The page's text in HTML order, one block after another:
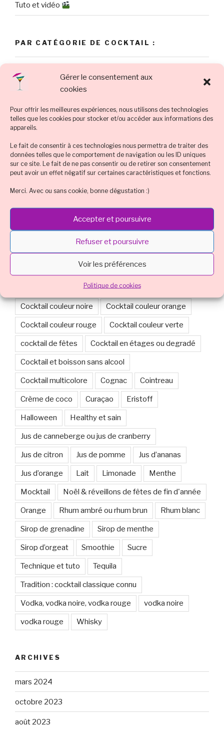
Gérer le consentement aux
cookies
Pour offrir les meilleures expériences, nous utilisons des technologies
telles que les cookies pour stocker et/ou accéder aux informations des
appareils.
Le fait de consentir à ces technologies nous permettra de traiter des
données telles que le comportement de navigation ou les ID uniques
sur ce site. Le fait de ne pas consentir ou de retirer son consentement
peut avoir un effet négatif sur certaines caractéristiques et fonctions.
Merci. Avec ou sans cookie, bonne dégustation :)
Accepter et poursuivre
Refuser et poursuivre
Voir les préférences
Politique de cookies
Tuto et vidéo
PAR CATÉGORIE DE COCKTAIL :
Recette cocktail à thème
Recette cocktail de soirée
Recette cocktail inédit
Recette cocktail international
Recette cocktail sans alcool
Recette cocktail traditionnel
Tout sur le cocktail
TOUTES LES RECETTES PAR ALCOOL
Champagne sans alcool
Cocktail couleur marron
Cocktail couleur noire Cocktail couleur orange
Cocktail couleur rouge Cocktail couleur verte
cocktail de fêtes Cocktail en étages ou degradé
Cocktail et boisson sans alcool
Cocktail multicolore Cognac Cointreau
Crème de coco Curaçao Eristoff
Halloween Healthy et sain
Jus de canneberge ou jus de cranberry
Jus de citron Jus de pomme Jus d’ananas
Jus d’orange Lait Limonade Menthe
Mocktail Noël & réveillons de fêtes de fin d'année
Orange Rhum ambré ou rhum brun Rhum blanc
Sirop de grenadine Sirop de menthe
Sirop d’orgeat Smoothie Sucre
Technique et tuto Tequila
Tradition : cocktail classique connu
Vodka, vodka noire, vodka rouge vodka noire
vodka rouge Whisky
ARCHIVES
mars 2024
octobre 2023
août 2023